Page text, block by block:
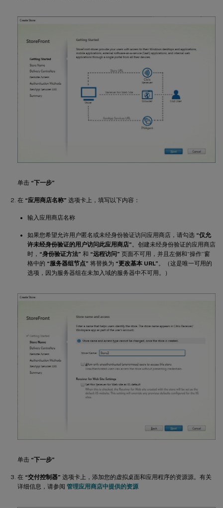
单击 “下一步”
在 “应用商店名称” 选项卡上，填写以下内容：
输入应用商店名称
如果您希望允许用户匿名或未经身份验证访问应用商店，请勾选 “仅允
许未经身份验证的用户访问此应用商店” 。创建未经身份验证的应用商店
时， “身份验证方法” 和 “远程访问” 页面不可用，并且左侧和“操作”窗
格中的 “服务器组节点” 将替换为 “更改基本 URL” 。（这是唯一可用的
选项，因为服务器组在未加入域的服务器中不可用。）
单击 “下一步”
在 “交付控制器” 选项卡上，添加您的虚拟桌面和应用程序的资源源。有关
详细信息，请参阅 管理应用商店中提供的资源